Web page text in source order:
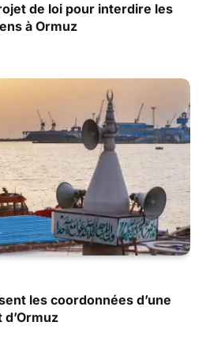
de loi pour interdire les
à Ormuz
les coordonnées d’une